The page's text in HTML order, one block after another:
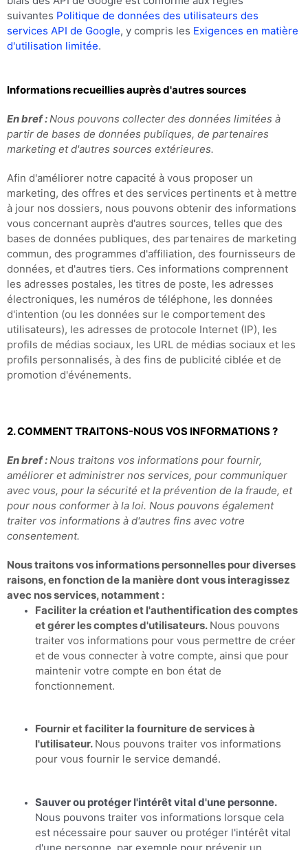
suivantes Politique de données des utilisateurs des
services API de Google, y compris les Exigences en matière
d'utilisation limitée.
Informations recueillies auprès d'autres sources
En bref : Nous pouvons collecter des données limitées à
partir de bases de données publiques, de partenaires
marketing et d'autres sources extérieures.
Afin d'améliorer notre capacité à vous proposer un
marketing, des offres et des services pertinents et à mettre
à jour nos dossiers, nous pouvons obtenir des informations
vous concernant auprès d'autres sources, telles que des
bases de données publiques, des partenaires de marketing
commun, des programmes d'affiliation, des fournisseurs de
données, et d'autres tiers. Ces informations comprennent
les adresses postales, les titres de poste, les adresses
électroniques, les numéros de téléphone, les données
d'intention (ou les données sur le comportement des
utilisateurs), les adresses de protocole Internet (IP), les
profils de médias sociaux, les URL de médias sociaux et les
profils personnalisés, à des fins de publicité ciblée et de
promotion d'événements.
2. COMMENT TRAITONS-NOUS VOS INFORMATIONS ?
En bref : Nous traitons vos informations pour fournir,
améliorer et administrer nos services, pour communiquer
avec vous, pour la sécurité et la prévention de la fraude, et
pour nous conformer à la loi. Nous pouvons également
traiter vos informations à d'autres fins avec votre
consentement.
Nous traitons vos informations personnelles pour diverses
raisons, en fonction de la manière dont vous interagissez
avec nos services, notamment :
Faciliter la création et l'authentification des comptes
et gérer les comptes d'utilisateurs. Nous pouvons
traiter vos informations pour vous permettre de créer
et de vous connecter à votre compte, ainsi que pour
maintenir votre compte en bon état de
fonctionnement.
Fournir et faciliter la fourniture de services à
l'utilisateur. Nous pouvons traiter vos informations
pour vous fournir le service demandé.
Sauver ou protéger l'intérêt vital d'une personne.
Nous pouvons traiter vos informations lorsque cela
est nécessaire pour sauver ou protéger l'intérêt vital